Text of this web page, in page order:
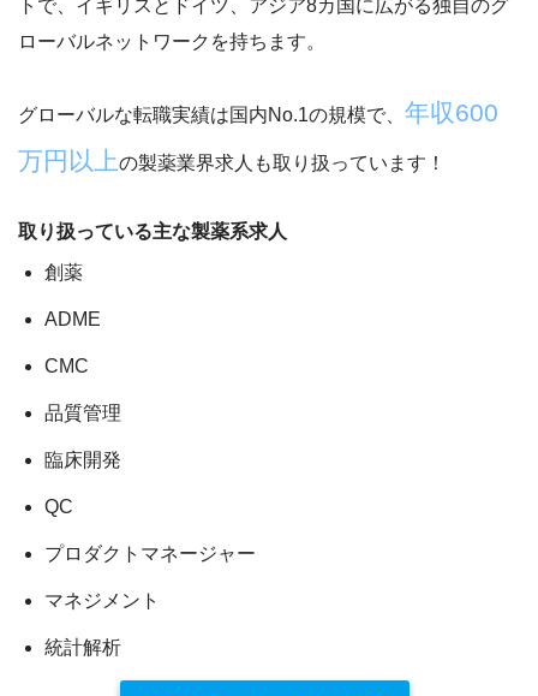
トで、 イギリスとドイツ、アジア8カ国に広がる独自のグ
ローバルネットワークを持ちます。
グローバルな転職実績は国内No.1の規模で、 年収600
万円以上の製薬業界求人も取り扱っています！
取り扱っている主な製薬系求人
創薬
ADME
CMC
品質管理
臨床開発
QC
プロダクトマネージャー
マネジメント
統計解析